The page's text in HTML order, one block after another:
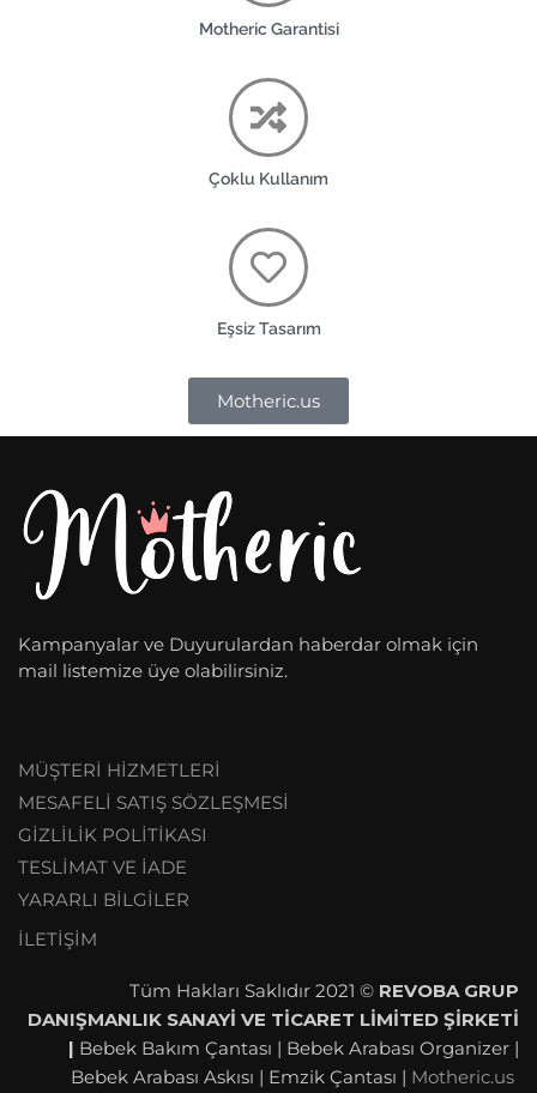
Motheric Garantisi
Çoklu Kullanım
Eşsiz Tasarım
Motheric.us
Kampanyalar ve Duyurulardan haberdar olmak için
mail listemize üye olabilirsiniz.
MÜŞTERİ HİZMETLERİ
MESAFELİ SATIŞ SÖZLEŞMESİ
GİZLİLİK POLİTİKASI
TESLİMAT VE İADE
YARARLI BİLGİLER
İLETİŞİM
Tüm Hakları Saklıdır 2021 © REVOBA GRUP
DANIŞMANLIK SANAYİ VE TİCARET LİMİTED ŞİRKETİ
| Bebek Bakım Çantası | Bebek Arabası Organizer |
Bebek Arabası Askısı | Emzik Çantası | Motheric.us